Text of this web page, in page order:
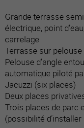
Grande terrasse
électrique, point
carrelage
Terrasse sur
Pelouse d’angle
automatique piloté
Jacuzzi (six places)
Deux places
Trois places de parc
(possibilité